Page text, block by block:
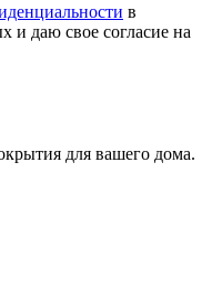
в
и даю свое согласие на
для вашего дома.